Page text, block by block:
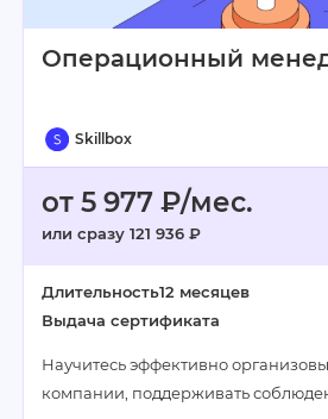
Операционный
Skillbox
от 5 977 ₽/мес.
или сразу 121 936 ₽
Длительность12 месяцев
Выдача сертификата
Научитесь эффективно
компании, поддерживать